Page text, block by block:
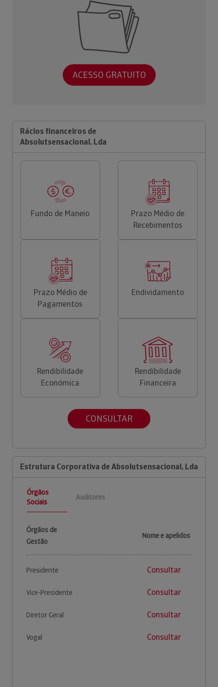
ACESSO GRATUITO
Rácios financeiros de
Absolutsensacional, Lda
Fundo de Maneio
Prazo Médio de
Recebimentos
Prazo Médio de
Pagamentos
Endividamento
Rendibilidade
Económica
Rendibilidade
Financeira
CONSULTAR
Estrutura Corporativa de Absolutsensacional, Lda
Órgãos
Sociais
Auditores
Órgãos de
Gestão
Nome e apelidos
Presidente Consultar
Vice-Presidente Consultar
Diretor Geral Consultar
Vogal Consultar